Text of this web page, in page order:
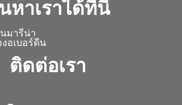
หาเราได้ที่นี่
มารีน่า
อเบอร์ดีน
ติดต่อเรา